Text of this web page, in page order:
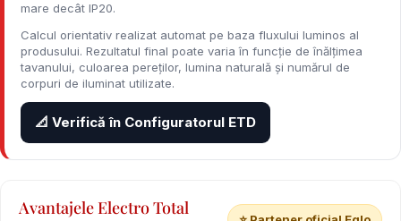
mare decât IP20.
Calcul orientativ realizat automat pe baza fluxului luminos al
produsului. Rezultatul final poate varia în funcție de înălțimea
tavanului, culoarea pereților, lumina naturală și numărul de
corpuri de iluminat utilizate.
📐 Verifică în Configuratorul ETD
Avantajele Electro Total